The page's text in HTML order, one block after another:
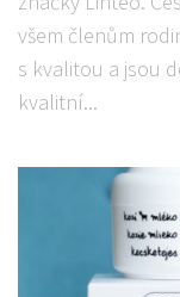
všem členům
s kvalitou a jsou
kvalitní...